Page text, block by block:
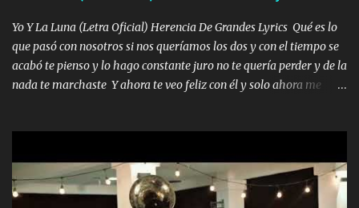
quiero que sea nunca con otra yo quiero llevarte a la Luna y si
quieres en ese momento te pido que seas mi esposa Chingada
madre no quiero dejar de tenerte no ayuda la p'uta loquera y al
chile quisiera ser menos de ti dependiente la pinche tristeza me
encierra princesa tu sabes que nunca saldras de mi mente Ella era
Yo Y La Luna (Letra Oficial) Herencia De Grandes Lyrics Qué es lo
que pasó con nosotros si nos queríamos los dos y con el tiempo se
acabó te pienso y lo hago constante juro no te quería perder y de la
nada te marchaste Y ahora te veo feliz con él y solo ahora me
pero eso ya no va a pasar me perderé en la soledad Porque me
mirabas bonito si yo no fui el final feliz el final fue triste pa mí Y
duele no tenerte aquí sabiendo que moría por ti yo y la luna